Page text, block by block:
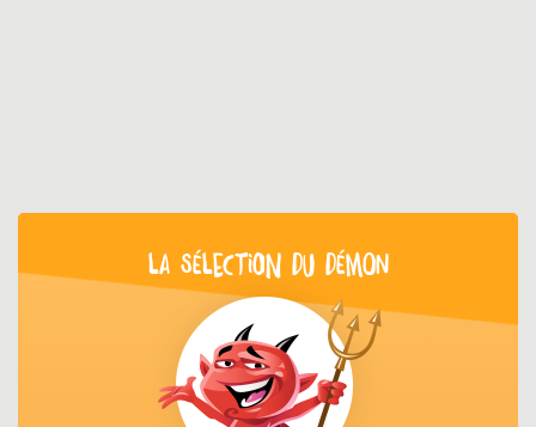
LA SÉLECTION DU DÉMON